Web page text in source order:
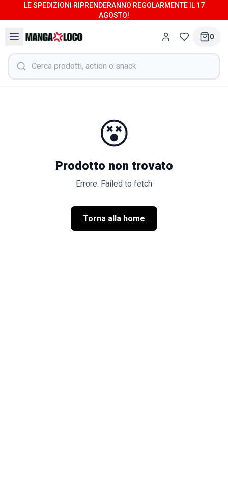
LE SPEDIZIONI RIPRENDERANNO REGOLARMENTE IL 17
AGOSTO!
0
😵
Prodotto non trovato
Errore: Failed to fetch
Torna alla home